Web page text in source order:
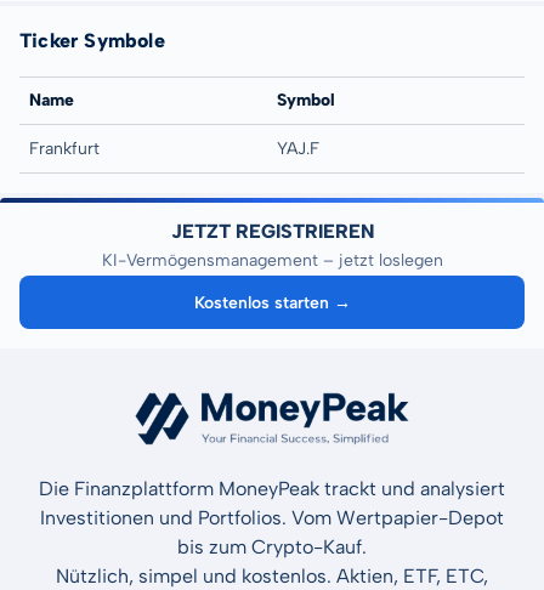
Ticker Symbole
Name Symbol
Frankfurt YAJ.F
JETZT REGISTRIEREN
KI-Vermögensmanagement – jetzt loslegen
Kostenlos starten →
Die Finanzplattform MoneyPeak trackt und analysiert
Investitionen und Portfolios. Vom Wertpapier-Depot
bis zum Crypto-Kauf.
Nützlich, simpel und kostenlos. Aktien, ETF, ETC,